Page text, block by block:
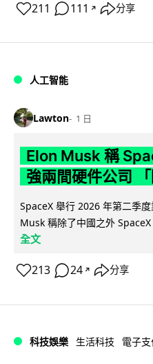
211 111 ↗ 分享
人工智能
Lawton 1 日
Elon Musk 稱
強兩間硬件公司 「
SpaceX 舉行 2026 年第二季
Musk 稱除了中國之外
全文
213 24 ↗ 分享
科技娛樂 生活科技 電子